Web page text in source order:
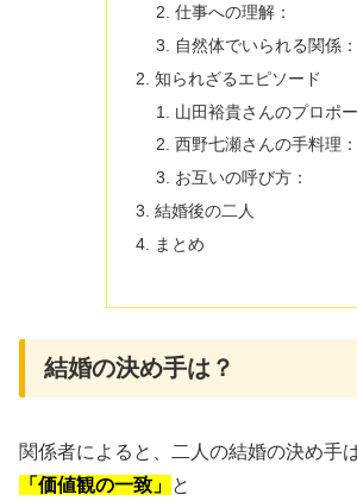
仕事への理解：
自然体でいられる関係：
知られざるエピソード
山田裕貴さんのプロポー
西野七瀬さんの手料理：
お互いの呼び方：
結婚後の二人
まとめ
結婚の決め手は？
関係者によると、二人の結婚の決め手
「価値観の一致」 と